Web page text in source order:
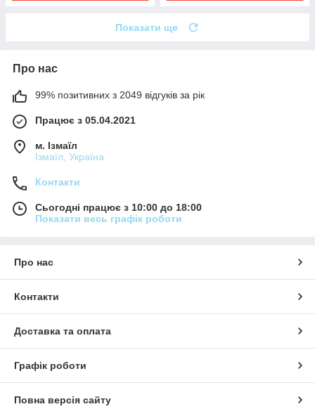
Показати ще
Про нас
99% позитивних з 2049 відгуків за рік
Працює з 05.04.2021
м. Ізмаїл
Ізмаїл, Україна
Контакти
Сьогодні працює з 10:00 до 18:00
Показати весь графік роботи
Про нас
Контакти
Доставка та оплата
Графік роботи
Повна версія сайту